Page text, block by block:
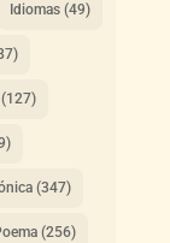
Idiomas(49)
(127)
(347)
(256)